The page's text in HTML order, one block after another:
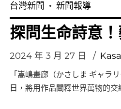
台灣新聞 新聞報導
探問生命詩意
2024 年 3 月 27 日
「嵩嶋畫廊（かさしま ギャ
日，將用作品闡釋世界萬物的交